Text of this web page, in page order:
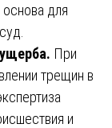
для
При
трещин в
и